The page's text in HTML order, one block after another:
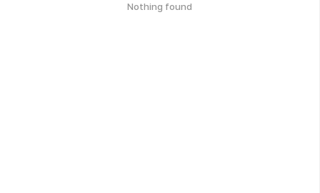
Nothing found